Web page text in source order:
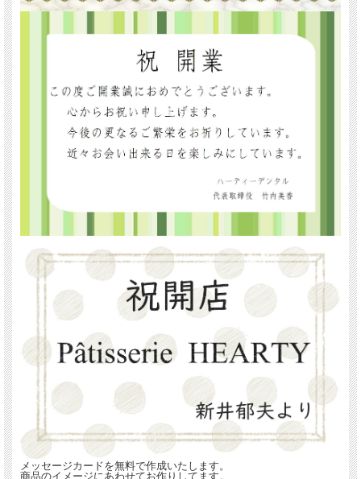
メッセージカードを無料で作成いたします。
商品のイメージにあわせてお作りしてます。